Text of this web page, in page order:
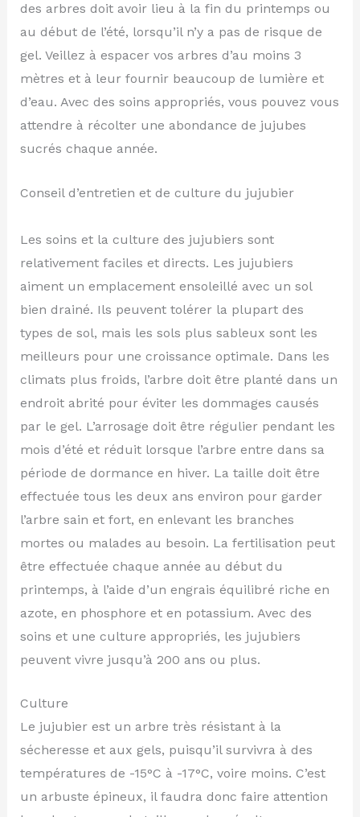
des arbres doit avoir lieu à la fin du printemps ou
au début de l’été, lorsqu’il n’y a pas de risque de
gel. Veillez à espacer vos arbres d’au moins 3
mètres et à leur fournir beaucoup de lumière et
d’eau. Avec des soins appropriés, vous pouvez vous
attendre à récolter une abondance de jujubes
sucrés chaque année.
Conseil d’entretien et de culture du jujubier
Les soins et la culture des jujubiers sont
relativement faciles et directs. Les jujubiers
aiment un emplacement ensoleillé avec un sol
bien drainé. Ils peuvent tolérer la plupart des
types de sol, mais les sols plus sableux sont les
meilleurs pour une croissance optimale. Dans les
climats plus froids, l’arbre doit être planté dans un
endroit abrité pour éviter les dommages causés
par le gel. L’arrosage doit être régulier pendant les
mois d’été et réduit lorsque l’arbre entre dans sa
période de dormance en hiver. La taille doit être
effectuée tous les deux ans environ pour garder
l’arbre sain et fort, en enlevant les branches
mortes ou malades au besoin. La fertilisation peut
être effectuée chaque année au début du
printemps, à l’aide d’un engrais équilibré riche en
azote, en phosphore et en potassium. Avec des
soins et une culture appropriés, les jujubiers
peuvent vivre jusqu’à 200 ans ou plus.
Culture
Le jujubier est un arbre très résistant à la
sécheresse et aux gels, puisqu’il survivra à des
températures de -15°C à -17°C, voire moins. C’est
un arbuste épineux, il faudra donc faire attention